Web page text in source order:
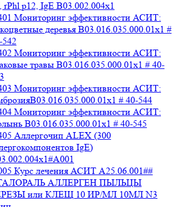
rPhl p12, IgE В03.002.004x1
Мониторинг эффективности АСИТ:
деревья B03.016.035.000.01x1 #
542
Мониторинг эффективности АСИТ:
травы B03.016.035.000.01x1 # 40-
Мониторинг эффективности АСИТ:
# 40-544
Мониторинг эффективности АСИТ:
B03.016.035.000.01x1 # 40-545
Аллергочип ALEX (300
IgE)
Курс лечения АСИТ А25.06.001##
АЛЛЕРГЕН ПЫЛЬЦЫ
или КЛЕЩ 10 ИР/МЛ 10МЛ N3